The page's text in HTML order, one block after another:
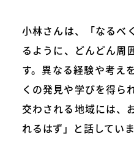
小林さんは、「なるべ
るように、どんどん周
す。異なる経験や考え
くの発見や学びを得ら
交わされる地域には、
れるはず」と話していま